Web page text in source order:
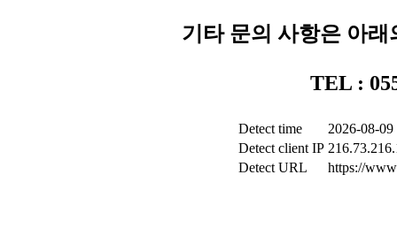
기타 문의 사항은 아
TEL :
Detect time
2026-08-
Detect client IP
Detect URL
https://